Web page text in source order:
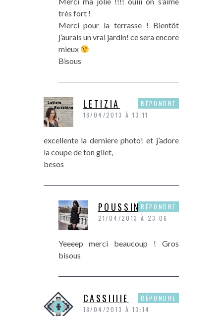
très fort !
Merci pour la terrasse ! Bientôt
j’aurais un vrai jardin! ce sera encore
mieux
Bisous
LETIZIA
18/04/2013 À 13:11
excellente la derniere photo! et j’adore
la coupe de ton gilet,
besos
RÉPONDRE
POUSSINE
21/04/2013 À 23:06
Yeeeep merci beaucoup ! Gros
bisous
RÉPONDRE
CASSIIIIE
18/04/2013 À 13:14
RÉPONDRE